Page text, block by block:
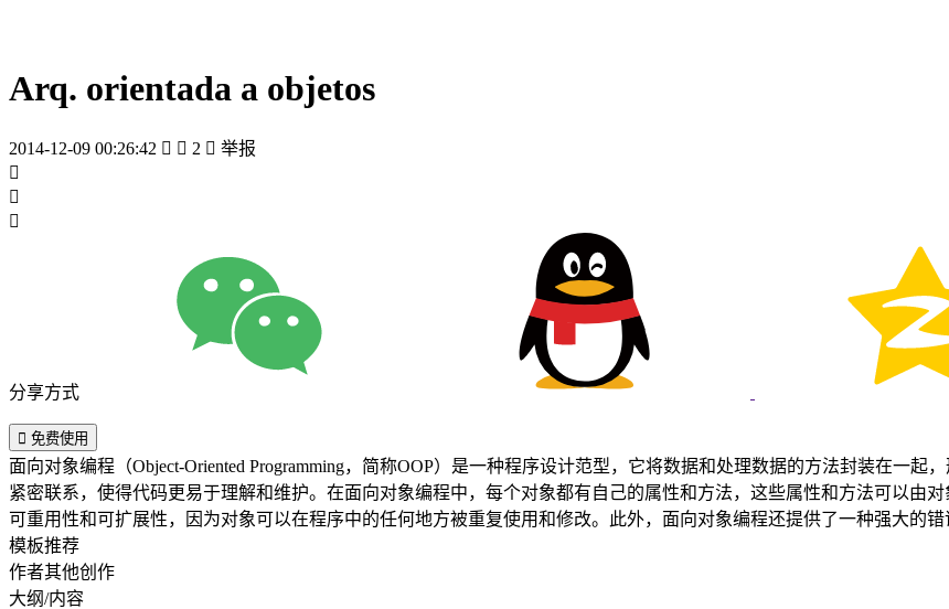
Arq. orientada a objetos
2014-12-09 00:26:42   2  举报



分享方式
 免费使用
面向对象编程（Object-Oriented Programming，简称OOP）是一种程序设计范型，它将数据和处理数据的方法封装在一
紧密联系，使得代码更易于理解和维护。在面向对象编程中，每个对象都有自己的属性和方法，这些属性和方法可以由
可重用性和可扩展性，因为对象可以在程序中的任何地方被重复使用和修改。此外，面向对象编程还提供了一种强大的
模板推荐
作者其他创作
大纲/内容